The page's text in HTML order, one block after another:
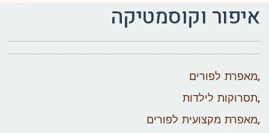
איפור וקוסמטיקה
,מאפרת לפורים
,תסרוקות לילדות
,מאפרת מקצועית לפורים